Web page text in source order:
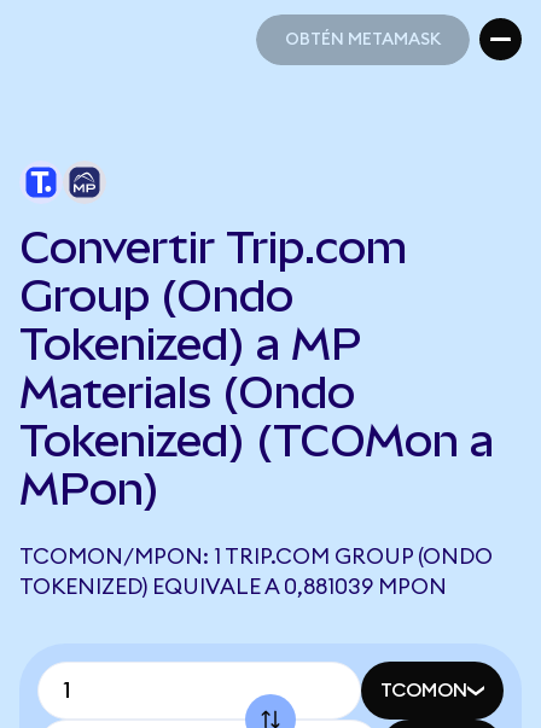
OBTÉN METAMASK
Convertir Trip.com
Group (Ondo
Tokenized) a MP
Materials (Ondo
Tokenized) (TCOMon a
MPon)
TCOMON/MPON: 1 TRIP.COM GROUP (ONDO
TOKENIZED) EQUIVALE A 0,881039 MPON
TCOMON